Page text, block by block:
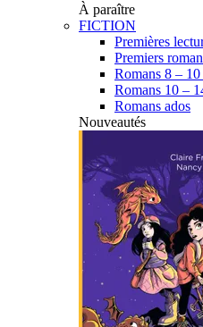
À paraître
FICTION
Premières
Premiers
Romans 8 – 10
Romans 10 –
Romans ados
Nouveautés